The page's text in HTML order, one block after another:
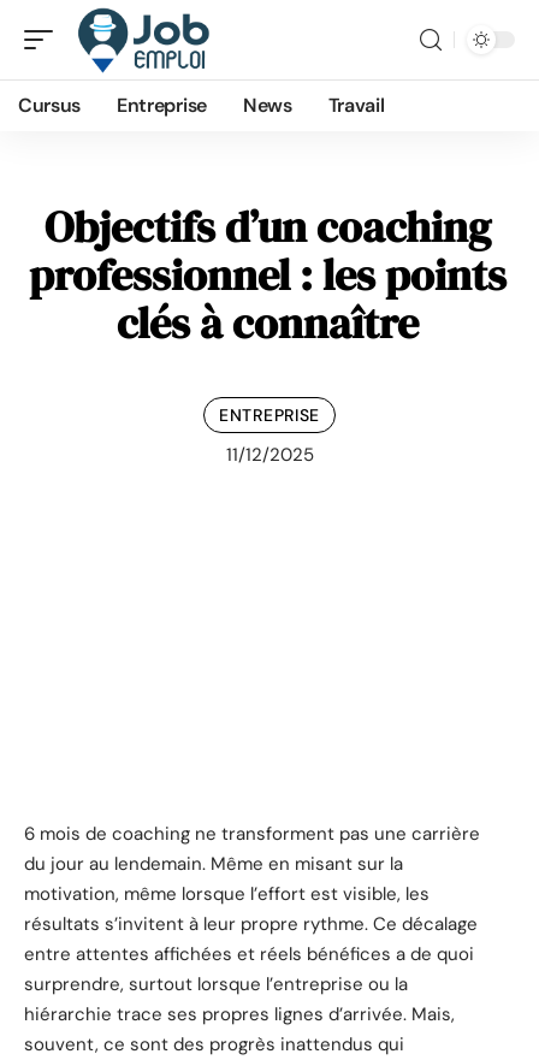
Cursus Entreprise News Travail
Objectifs d’un coaching
professionnel : les points
clés à connaître
ENTREPRISE
11/12/2025
6 mois de coaching ne transforment pas une carrière
du jour au lendemain. Même en misant sur la
motivation, même lorsque l’effort est visible, les
résultats s’invitent à leur propre rythme. Ce décalage
entre attentes affichées et réels bénéfices a de quoi
surprendre, surtout lorsque l’entreprise ou la
hiérarchie trace ses propres lignes d’arrivée. Mais,
souvent, ce sont des progrès inattendus qui